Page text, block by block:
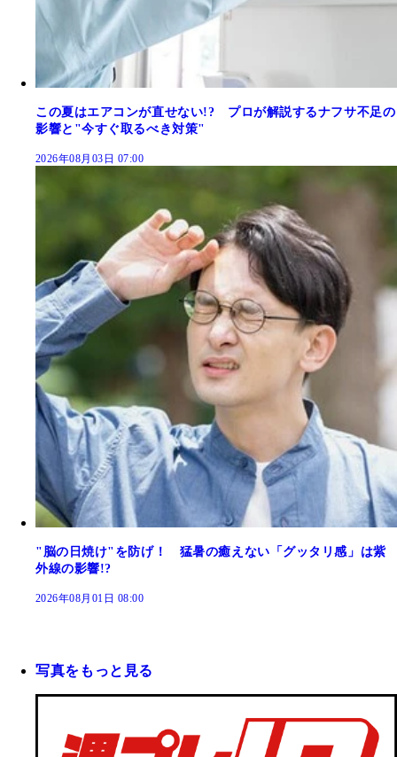
この夏はエアコンが直せない!? プロが解説するナフサ不足の
影響と"今すぐ取るべき対策"
2026年08月03日 07:00
"脳の日焼け"を防げ！ 猛暑の癒えない「グッタリ感」は紫
外線の影響!?
2026年08月01日 08:00
写真をもっと見る